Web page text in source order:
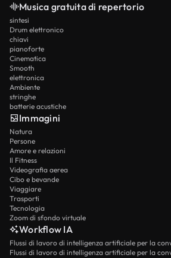
Musica gratuita di repertorio
sintesi
Drum elettronico
chiavi
pianoforte
Cinematica
Smooth
elettronica
Ambiente
stringhe
batterie acustiche
Immagini
Natura
Persone
Amore e relazioni
Il Fitness
Videografia aerea
Cibo e bevande
Viaggiare
Trasporti
Tecnologia
Zoom di sfondo virtuale
Workflow IA
Flussi di lavoro di intelligenza artificiale per la